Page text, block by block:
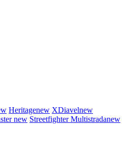
Heritagenew XDiavelnew
new StreetfighterMultistradanew